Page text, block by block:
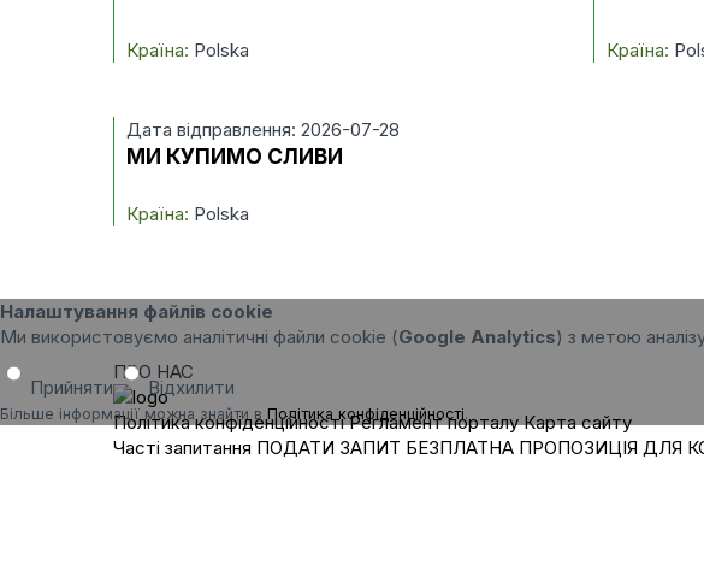
Країна: Polska Країна:
Дата відправлення: 2026-07-28
МИ КУПИМО СЛИВИ
Країна: Polska
Налаштування файлів cookie
Ми використовуємо аналітичні файли cookie (Google Analytics) з метою
Прийняти Відхилити
Більше інформації можна знайти в Політика конфіденційності.
ПРО НАС
Політика конфіденційності Регламент порталу Карта сайту
Часті запитання ПОДАТИ ЗАПИТ БЕЗПЛАТНА ПРОПОЗИЦІЯ ДЛЯ